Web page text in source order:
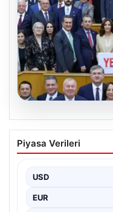
02.08.2026
USD